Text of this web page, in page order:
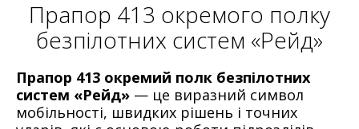
Прапор 413 окремого полку
безпілотних систем «Рейд»
Прапор 413 окремий полк безпілотних
систем «Рейд» — це виразний символ
мобільності, швидких рішень і точних